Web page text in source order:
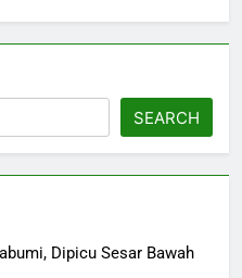
SEARCH
Dipicu Sesar Bawah